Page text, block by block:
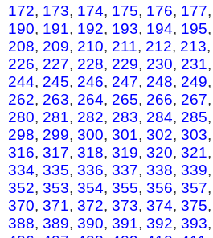
172, 173, 174, 175, 176, 177,
190, 191, 192, 193, 194, 195,
208, 209, 210, 211, 212, 213,
226, 227, 228, 229, 230, 231,
244, 245, 246, 247, 248, 249,
262, 263, 264, 265, 266, 267,
280, 281, 282, 283, 284, 285,
298, 299, 300, 301, 302, 303,
316, 317, 318, 319, 320, 321,
334, 335, 336, 337, 338, 339,
352, 353, 354, 355, 356, 357,
370, 371, 372, 373, 374, 375,
388, 389, 390, 391, 392, 393,